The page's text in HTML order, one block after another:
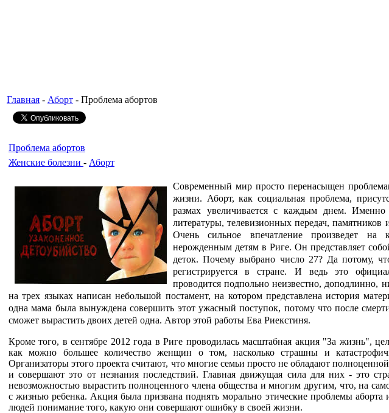
Главная - Аборт - Проблема абортов
Проблема абортов
Женские болезни - Аборт
Современный мир просто перенасыщен
жизни. Аборт, как социальная проблема,
размах увеличивается с каждым днем. Именно
литературы, телевизионных передач, памятников
Очень сильное впечатление произведет на
нерожденным детям в Риге. Он представляет
деток. Почему выбрано число 27? Да потому,
регистрируется в стране. И ведь это
проводится подпольно неизвестно, доподлинно,
на трех языках написан небольшой постамент, на котором представлена история
одна мама была вынуждена совершить этот ужасный поступок, потому что после
сможет вырастить двоих детей одна. Автор этой работы Ева Риекстиня.
Кроме того, в сентябре 2012 года в Риге проводилась масштабная акция "За жизнь",
как можно большее количество женщин о том, насколько страшны и
Организаторы этого проекта считают, что многие семьи просто не обладают
и совершают это от незнания последствий. Главная движущая сила для них - это
невозможностью вырастить полноценного члена общества и многим другим, что, на
с жизнью ребенка. Акция была призвана поднять морально этические проблемы аборта
людей понимание того, какую они совершают ошибку в своей жизни.